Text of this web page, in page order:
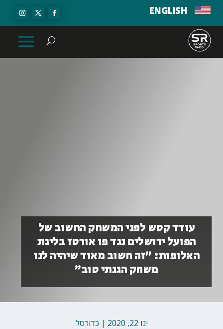
ENGLISH
עודד קטש לפני המשחק החשוב של
הפועל ירושלים נגד פו אורטז בליגת
האלופות: ”זה חשוב מאוד שיהיה לנו
משחק הגנתי טוב״
ינו 22, 2020 | כדורסל